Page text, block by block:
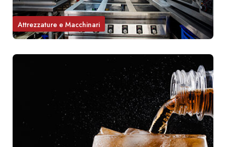
Attrezzature e Macchinari